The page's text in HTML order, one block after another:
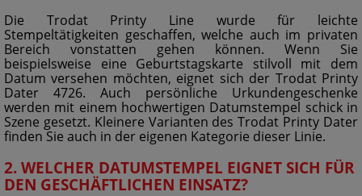
Die Trodat Printy Line wurde für leichte
Stempeltätigkeiten geschaffen, welche auch im privaten
Bereich vonstatten gehen können. Wenn Sie
beispielsweise eine Geburtstagskarte stilvoll mit dem
Datum versehen möchten, eignet sich der Trodat Printy
Dater 4726. Auch persönliche Urkundengeschenke
werden mit einem hochwertigen Datumstempel schick in
Szene gesetzt. Kleinere Varianten des Trodat Printy Dater
finden Sie auch in der eigenen Kategorie dieser Linie.
2. WELCHER DATUMSTEMPEL EIGNET SICH FÜR
DEN GESCHÄFTLICHEN EINSATZ?